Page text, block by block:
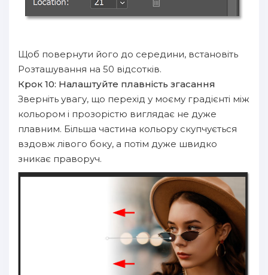
Щоб повернути його до середини, встановіть
Розташування на 50 відсотків.
Крок 10: Налаштуйте плавність згасання
Зверніть увагу, що перехід у моєму градієнті між
кольором і прозорістю виглядає не дуже
плавним. Більша частина кольору скупчується
вздовж лівого боку, а потім дуже швидко
зникає праворуч.